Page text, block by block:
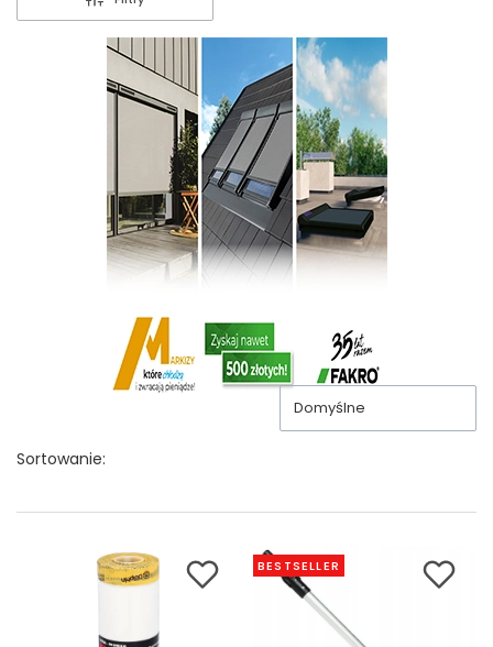
Sortowanie:
Domyślne
BESTSELLER